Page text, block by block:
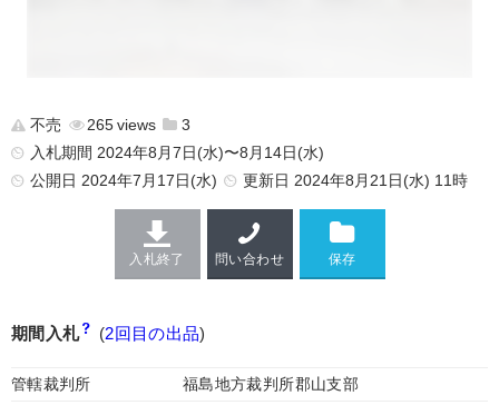
不売 265
3
入札期間 2024年8月7日(水)〜8月14日(水)
公開日 2024年7月17日(水) 更新日 2024年8月21日(水) 11時
入札終了 問い合わせ
期間入札 (2回目の出品)
管轄裁判所
福島地方裁判所郡山支部